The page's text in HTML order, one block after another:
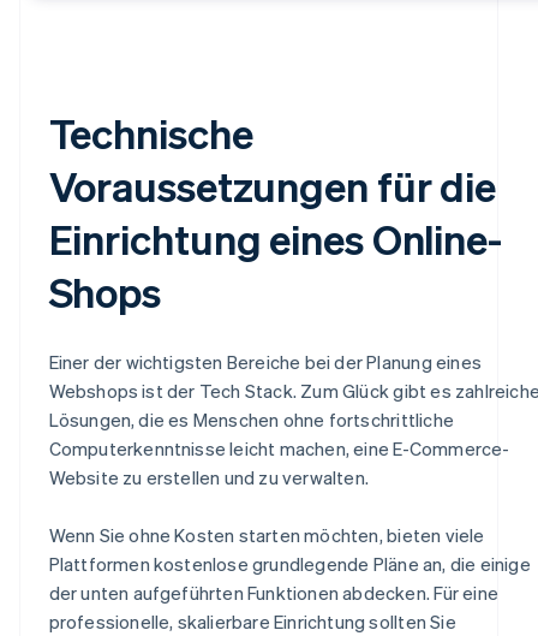
Technische
Voraussetzungen für die
Einrichtung eines Online-
Shops
Einer der wichtigsten Bereiche bei der Planung eines
Webshops ist der Tech Stack. Zum Glück gibt es
Lösungen, die es Menschen ohne fortschrittliche
Computerkenntnisse leicht machen, eine E-Commerce-
Website zu erstellen und zu verwalten.
Wenn Sie ohne Kosten starten möchten, bieten viele
Plattformen kostenlose grundlegende Pläne an, die einige
der unten aufgeführten Funktionen abdecken. Für eine
professionelle, skalierbare Einrichtung sollten Sie